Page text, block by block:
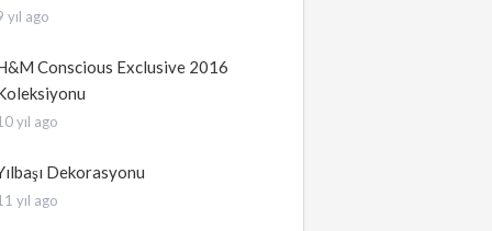
yıl ago
Conscious Exclusive 2016
yıl ago
Dekorasyonu
yıl ago